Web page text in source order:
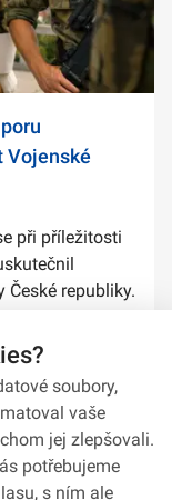
Vojenské
při příležitosti
republiky.
soubory,
vaše
jej zlepšovali.
potřebujeme
s ním ale